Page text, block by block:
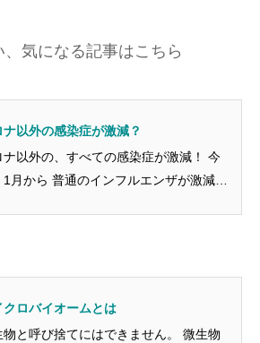
気になる記事はこちら
ナ以外の感染症が激減？
ナ以外の、すべての感染症が激減！ 今
1月から 普通のインフルエンザが激減し
クロバイオームとは
物と呼び捨てにはできません。 微生物